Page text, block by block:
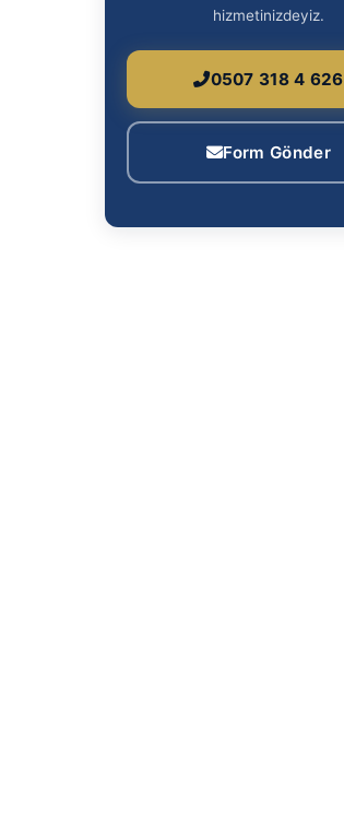
hizmetinizdeyiz.
0507 318 4 626
Form Gönder